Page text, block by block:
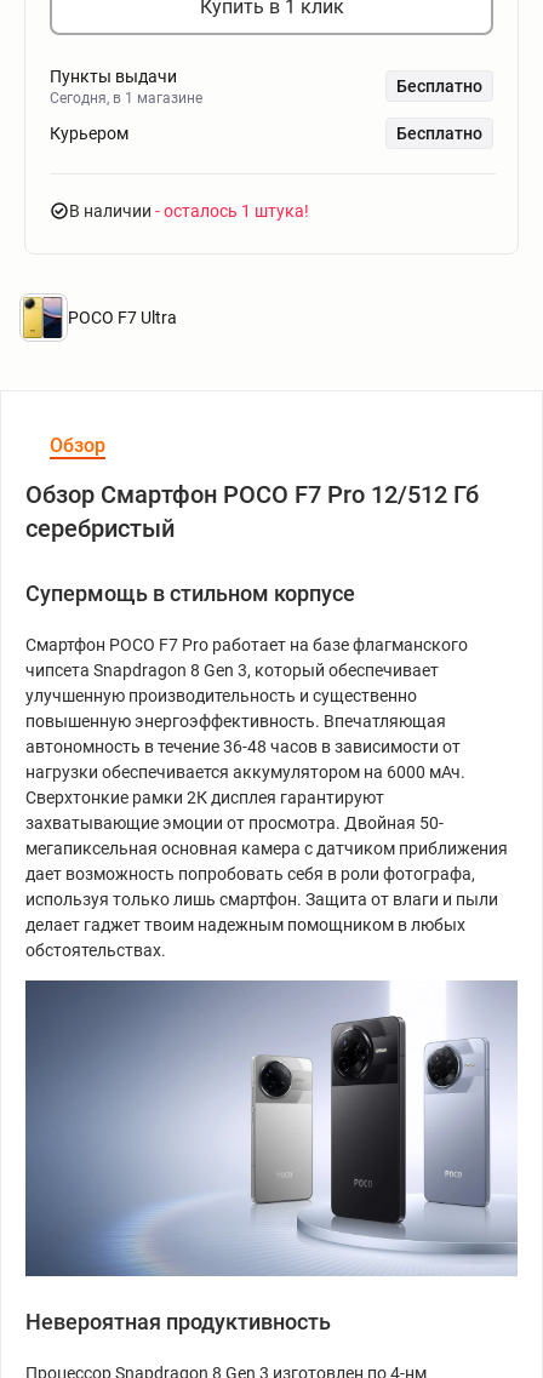
Купить в 1 клик
Пункты выдачи
Сегодня, в 1 магазине
Бесплатно
Курьером Бесплатно
В наличии - осталось 1 штука
POCO F7 Ultra
Обзор
Обзор Смартфон POCO F7 Pro 12/512 Гб
серебристый
Супермощь в стильном корпусе
Смартфон POCO F7 Pro работает на базе флагманского
чипсета Snapdragon 8 Gen 3, который обеспечивает
улучшенную производительность и существенно
повышенную энергоэффективность. Впечатляющая
автономность в течение 36-48 часов в зависимости от
нагрузки обеспечивается аккумулятором на 6000 мАч.
Сверхтонкие рамки 2К дисплея гарантируют
захватывающие эмоции от просмотра. Двойная 50-
мегапиксельная основная камера с датчиком приближения
дает возможность попробовать себя в роли фотографа,
используя только лишь смартфон. Защита от влаги и пыли
делает гаджет твоим надежным помощником в любых
обстоятельствах.
Невероятная продуктивность
Процессор Snapdragon 8 Gen 3 изготовлен по 4-нм